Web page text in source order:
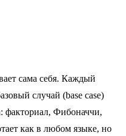
сама себя. Каждый
случай (base case)
факториал, Фибоначчи,
как в любом языке, но